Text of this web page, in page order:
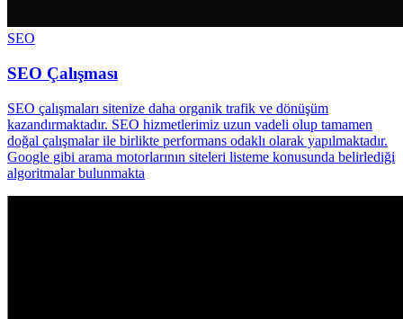
SEO
SEO Çalışması
SEO çalışmaları sitenize daha organik trafik ve dönüşüm
kazandırmaktadır. SEO hizmetlerimiz uzun vadeli olup tamamen
doğal çalışmalar ile birlikte performans odaklı olarak yapılmaktadır.
Google gibi arama motorlarının siteleri listeme konusunda belirlediği
algoritmalar bulunmakta